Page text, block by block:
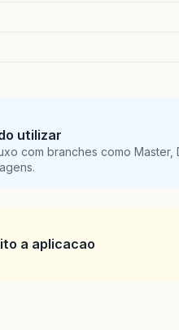
utilizar
com branches como Master,
a aplicacao